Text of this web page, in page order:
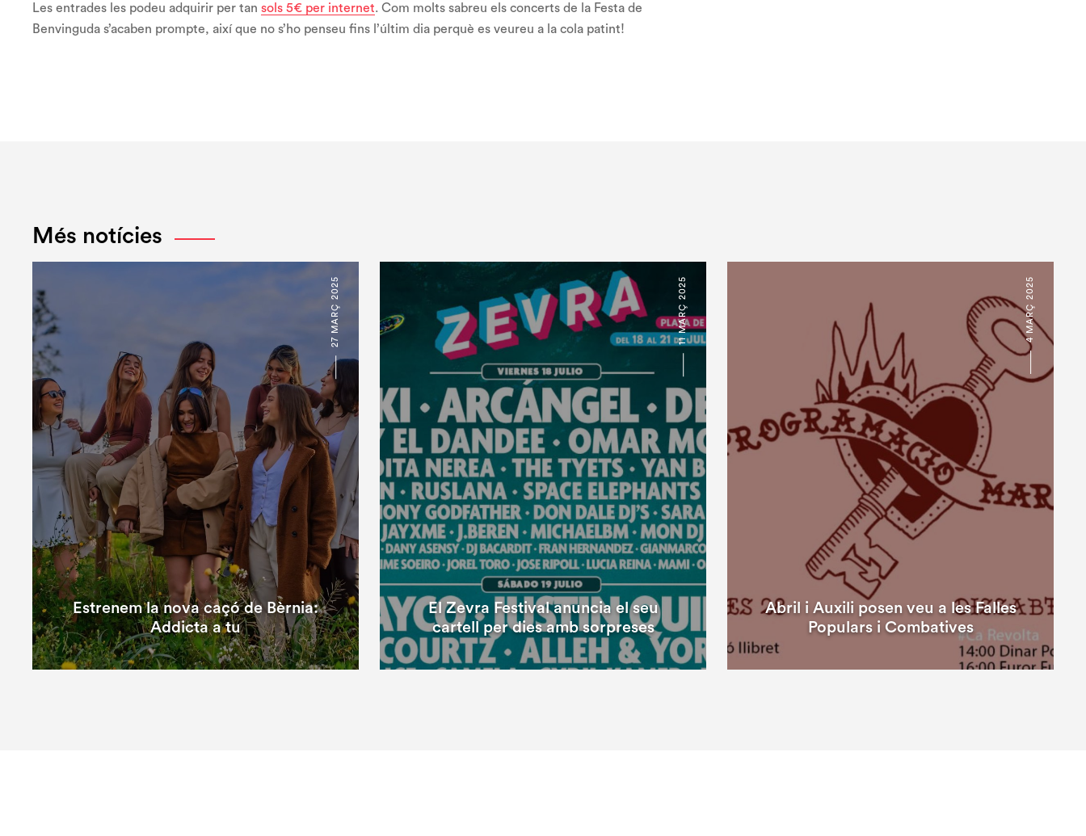
Les entrades les podeu adquirir per tan sols 5€ per internet. Com molts sabreu els concerts de la Festa de
Benvinguda s’acaben prompte, així que no s’ho penseu fins l’últim dia perquè es veureu a la cola patint!
Més notícies
Estrenem la nova caçó de Bèrnia:
Addicta a tu
27 MARÇ 2025
El Zevra Festival anuncia el seu
cartell per dies amb sorpreses
11 MARÇ 2025
Abril i Auxili posen veu a les Falles
Populars i Combatives
4 MARÇ 2025